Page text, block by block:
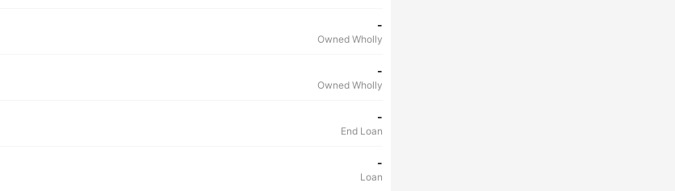
-
Owned Wholly
-
Owned Wholly
-
End Loan
-
Loan